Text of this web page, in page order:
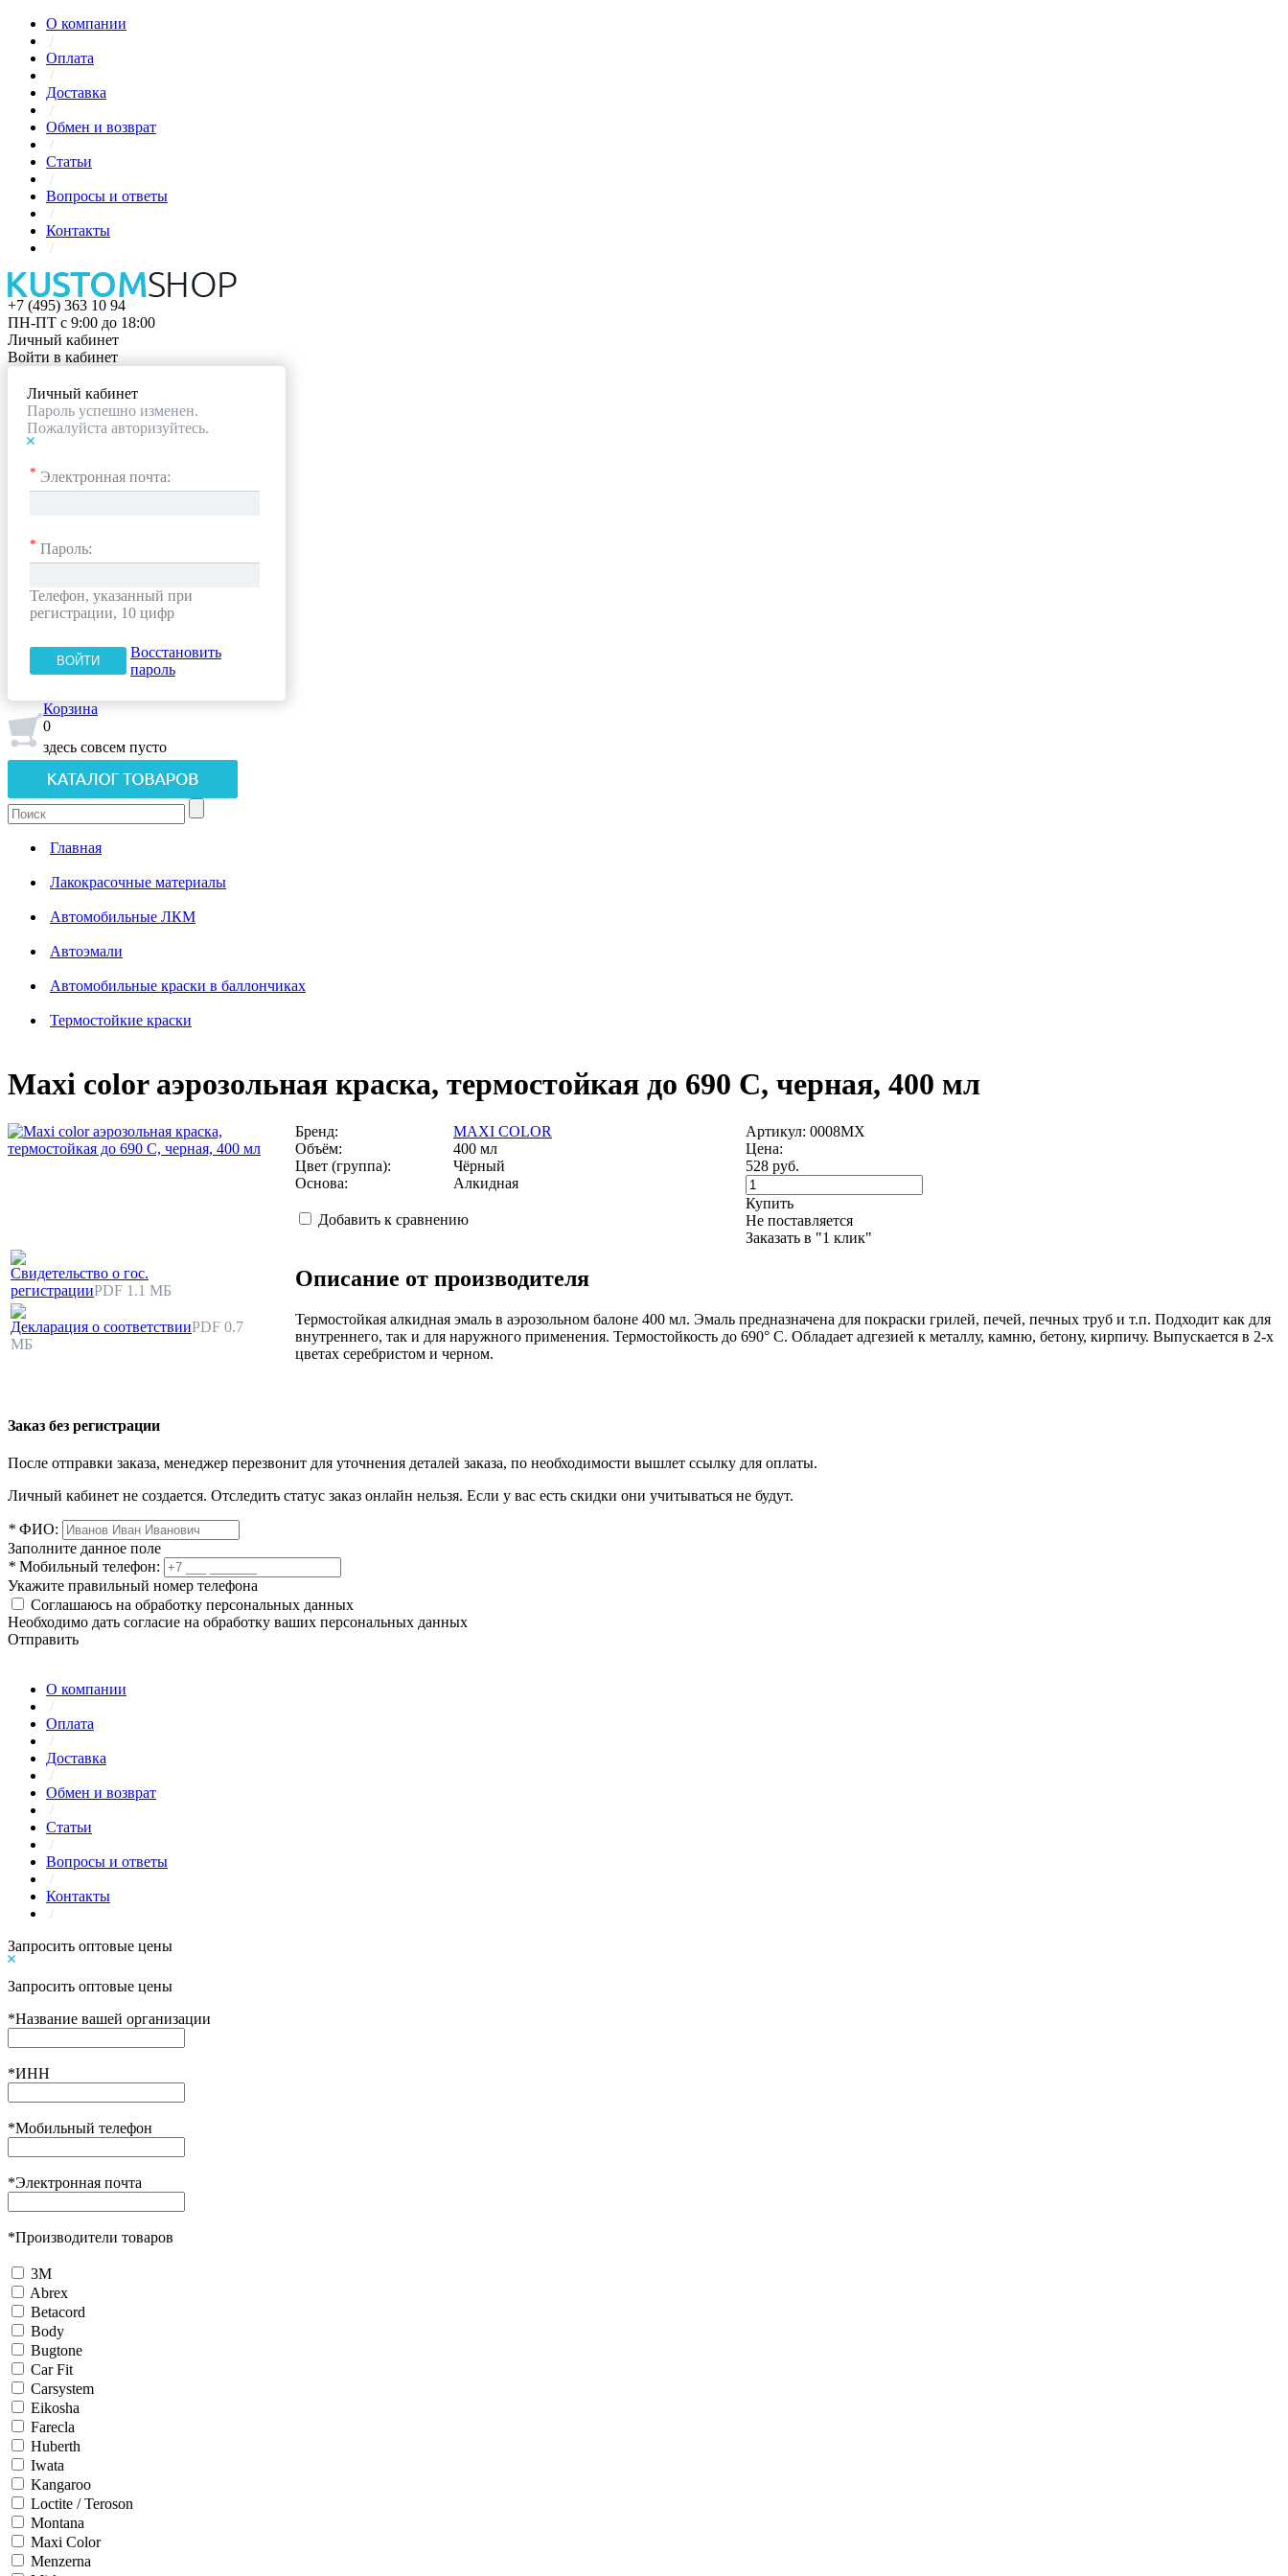
О компании
/
Оплата
/
Доставка
/
Обмен и возврат
/
Статьи
/
Вопросы и ответы
/
Контакты
/
+7 (495) 363 10 94
ПН-ПТ с 9:00 до 18:00
Личный кабинет
Войти в кабинет
Личный кабинет
Пароль успешно изменен.
Пожалуйста авторизуйтесь.
* Электронная почта:
* Пароль:
Телефон, указанный при
регистрации, 10 цифр
Восстановить
пароль
Корзина
0
здесь совсем пусто
Главная
Лакокрасочные материалы
Автомобильные ЛКМ
Автоэмали
Автомобильные краски в баллончиках
Термостойкие краски
Maxi color аэрозольная краска, термостойкая до 690 С, черная, 400 мл
Бренд:
MAXI COLOR
Объём:
400 мл
Цвет (группа):
Чёрный
Основа:
Алкидная
Добавить к сравнению
Артикул: 0008MX
Цена:
528 руб.
Купить
Не поставляется
Заказать в "1 клик"
Свидетельство о гос.
регистрацииPDF 1.1 МБ
Декларация о соответствииPDF 0.7
МБ
Описание от производителя
Термостойкая алкидная эмаль в аэрозольном балоне 400 мл. Эмаль предназначена для покраски грилей, печей, печных труб и т.п. Подходит как для
внутреннего, так и для наружного применения. Термостойкость до 690° С. Обладает адгезией к металлу, камню, бетону, кирпичу. Выпускается в 2-х
цветах серебристом и черном.
Заказ без регистрации
После отправки заказа, менеджер перезвонит для уточнения деталей заказа, по необходимости вышлет ссылку для оплаты.
Личный кабинет не создается. Отследить статус заказ онлайн нельзя. Если у вас есть скидки они учитываться не будут.
* ФИО:
Заполните данное поле
* Мобильный телефон:
Укажите правильный номер телефона
Соглашаюсь на обработку персональных данных
Необходимо дать согласие на обработку ваших персональных данных
Отправить
О компании
/
Оплата
/
Доставка
/
Обмен и возврат
/
Статьи
/
Вопросы и ответы
/
Контакты
/
Запросить оптовые цены
Запросить оптовые цены
*Название вашей организации
*ИНН
*Мобильный телефон
*Электронная почта
*Производители товаров
3М
Abrex
Betacord
Body
Bugtone
Car Fit
Carsystem
Eikosha
Farecla
Huberth
Iwata
Kangaroo
Loctite / Teroson
Montana
Maxi Color
Menzerna